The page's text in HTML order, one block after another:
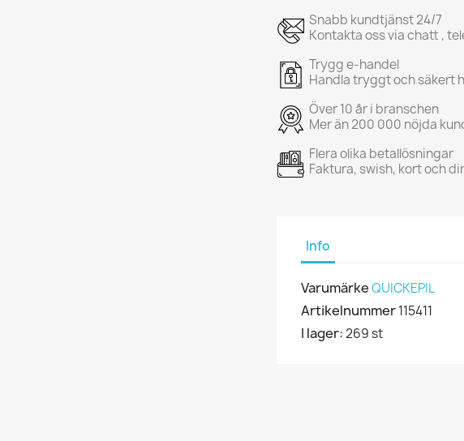
Snabb kundtjänst 24/7
Kontakta oss via chatt ,
Trygg e-handel
Handla tryggt och säkert
Över 10 år i branschen
Mer än 200 000 nöjda
Flera olika betallösningar
Faktura, swish, kort och
Info
VarumärkeQUICKEPIL
Artikelnummer115411
I lager:269 st